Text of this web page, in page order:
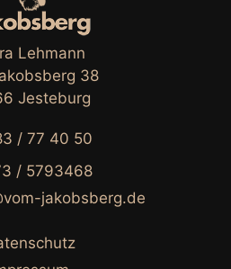
Lehmann
38
Jesteburg
/ 77 40 50
/ 5793468
jakobsberg.de